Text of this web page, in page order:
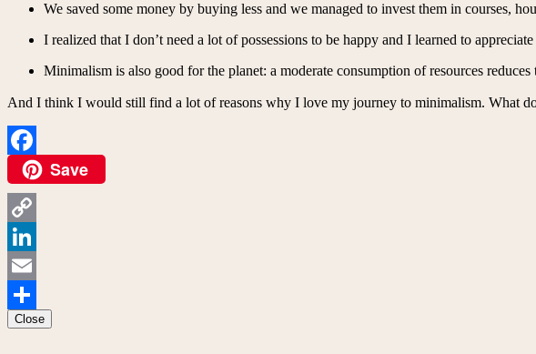
We saved some money by buying less and we managed to invest them in courses,
I realized that I don’t need a lot of possessions to be happy and I learned to
Minimalism is also good for the planet: a moderate consumption of resources
And I think I would still find a lot of reasons why I love my journey to minimalism. What
FacebookSave
Copy
Link
LinkedIn
Email
Share
Close